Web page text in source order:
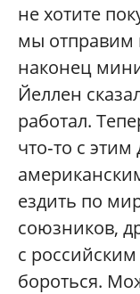
не хотите
мы отправим
наконец
Йеллен
работал.
что‑то с этим
ездить по
союзников,
с
бороться.